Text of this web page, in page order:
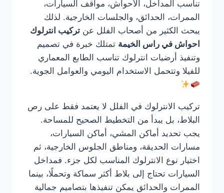
تناسب المداخل، الأحواش، مواقف السيارات،
الممرات، الحدائق، والجلسات الخارجية. لذلك
يبحث الكثير من أصحاب الفلل عن تركيب انترلوك
احواش في راس الخيمة تمتلك خبرة في تصميم
وتنفيذ أرضيات انترلوك تناسب الطابع المعماري
للفيلا وتتحمل الاستخدام اليومي والعوامل الجوية.
تركيب الانترلوك في الفلل لا يعتمد فقط على رص
البلاط، بل يبدأ من التخطيط الصحيح للمساحة.
يجب تحديد أماكن المشي، أماكن السيارات،
مسارات الحديقة، ومناطق الجلوس الخارجية، ثم
اختيار نوع الانترلوك المناسب لكل جزء. فمداخل
السيارات تحتاج إلى بلاط أكثر سماكة وتحملًا، بينما
الممرات والحدائق يمكن تنفيذها بتصاميم جمالية